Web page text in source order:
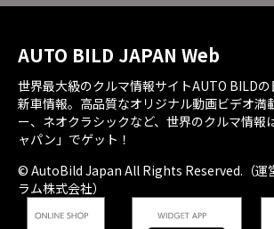
AUTO BILD JAPAN Web
世界最大級のクルマ情報サイトAUTO BILD
新車情報。高品質なオリジナル動画ビデオ満
ー、ネオクラシックなど、世界のクルマ情報
ャパン」でゲット！
© AutoBild Japan All Rights Reserved.（運
ラム株式会社）